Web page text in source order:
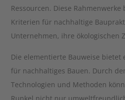
Ressourcen. Diese
Kriterien für nachhaltige
Unternehmen, ihre ökologischen
Die elementierte Bauweise bietet
für nachhaltiges Bauen. Durch
Technologien und Methoden